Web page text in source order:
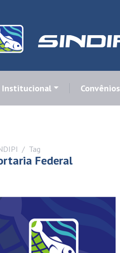
Institucional Convênios
Tag
Federal